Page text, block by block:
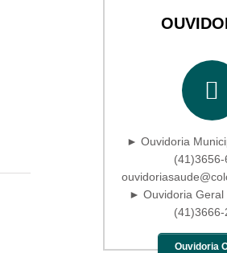
► Ouvidoria
(41)3656-
► Ouvidoria Geral
(41)3666-
Ouvidoria